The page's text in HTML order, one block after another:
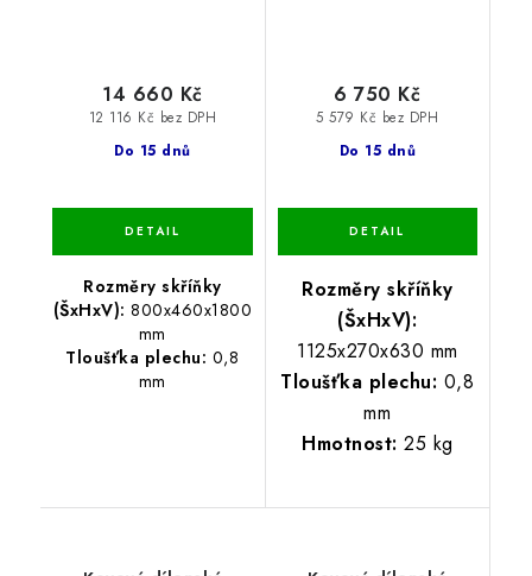
Do 15 dnů
12 116 Kč bez DPH
14 660 Kč
Rozměry skříňky
(ŠxHxV): 800x460x1800
mm
Tloušťka plechu: 0,8
mm
Do 15 dnů
5 579 Kč bez DPH
6 750 Kč
Rozměry skříňky
(ŠxHxV):
1125x270x630 mm
Tloušťka plechu: 0,8
mm
Hmotnost: 25 kg